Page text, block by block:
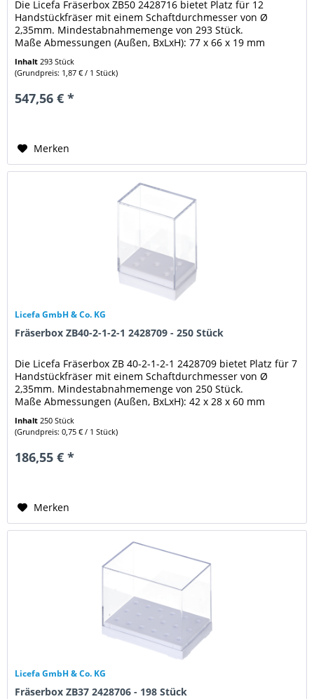
Die Licefa Fräserbox ZB50 2428716 bietet Platz für 12
Handstückfräser mit einem Schaftdurchmesser von Ø
2,35mm. Mindestabnahmemenge von 293 Stück.
Maße Abmessungen (Außen, BxLxH): 77 x 66 x 19 mm
Inhalt293 Stück
(Grundpreis: 1,87 € / 1 Stück)
547,56 € *
Merken
Licefa GmbH & Co. KG
Fräserbox ZB40-2-1-2-1 2428709 - 250 Stück
Die Licefa Fräserbox ZB 40-2-1-2-1 2428709 bietet Platz für 7
Handstückfräser mit einem Schaftdurchmesser von Ø
2,35mm. Mindestabnahmemenge von 250 Stück.
Maße Abmessungen (Außen, BxLxH): 42 x 28 x 60 mm
Inhalt250 Stück
(Grundpreis: 0,75 € / 1 Stück)
186,55 € *
Merken
Licefa GmbH & Co. KG
Fräserbox ZB37 2428706 - 198 Stück